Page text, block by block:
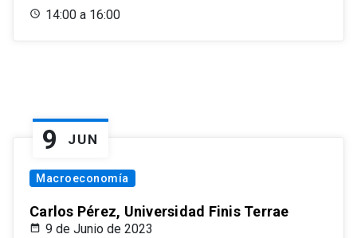
14:00 a 16:00
9 JUN
Macroeconomía
Carlos Pérez, Universidad Finis Terrae
9 de Junio de 2023